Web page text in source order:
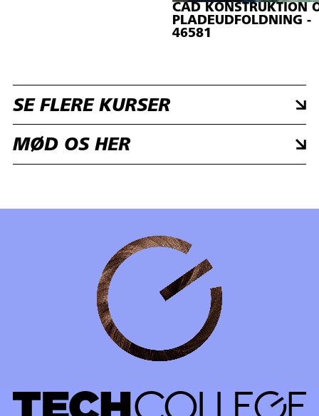
CAD KONSTRUKTION
PLADEUDFOLDNING -
46581
SE FLERE KURSER
MØD OS HER